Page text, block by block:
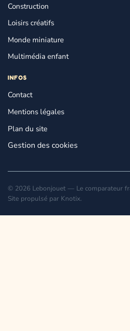
Construction
Loisirs créatifs
Monde miniature
Multimédia enfant
INFOS
Contact
Mentions légales
Plan du site
Gestion des cookies
© 2026 Lebonjouet — Le comparateur
Site propulsé par Knotix.